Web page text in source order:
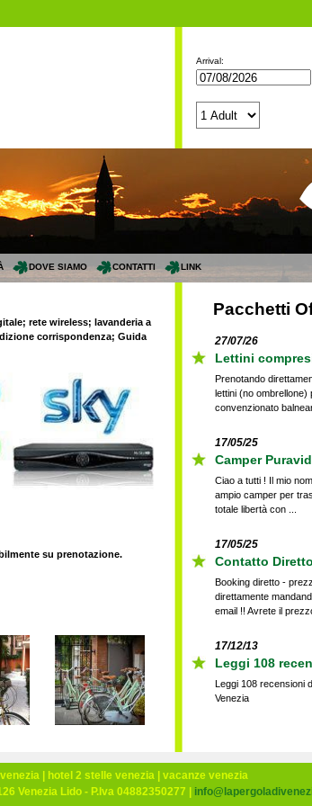
Arrival:
DOVE SIAMO CONTATTI LINK
rete wireless; lavanderia a
corrispondenza; Guida
su prenotazione.
Pacchetti
27/07/26
Lettini
Prenotando
lettini (no ombrellone)
convenzionato
17/05/25
Camper
Ciao a tutti ! Il mio
ampio camper per
totale libertà con ...
17/05/25
Contatto
Booking diretto -
direttamente
email !! Avrete il
17/12/13
Leggi 108
Leggi 108 recensioni
Venezia
Lettini
Prenotando
lettini (no ombrellone)
hotel 2 stelle venezia
vacanze venezia
Venezia Lido - P.Iva 04882350277 |